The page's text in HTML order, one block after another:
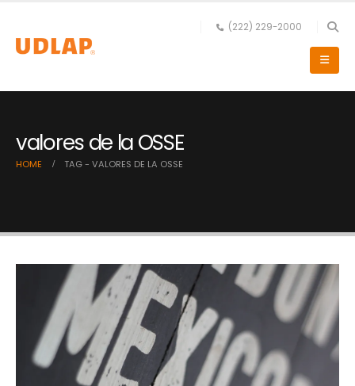
(222) 229-2000
valores de la OSSE
HOME TAG - VALORES DE LA OSSE